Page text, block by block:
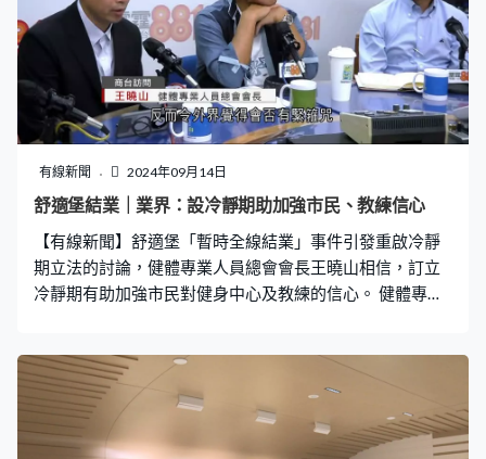
（實政圓桌）立法會議員田北辰：「你不能於付款後全部
交予商家營運，我覺得應該商家最多只可以用十分一，另
外十分九放於信託戶口。」 行政長官李家超說，政府2019
年時曾就預繳式消費冷靜期進行研究，不過當時考慮到社
會情況決定再觀望，政府如今會重新審視立法需要。李家
超：「商經局亦正重新審視當時的情況跟現在的情況是否
一樣還是有任何差異。我們當然要審視現時社會經濟狀況
如何、社會景氣及發展向甚麼方向走，我們亦要密切留意
今次調查及結業工作如何。」 業界認為限制預繳式消費可
能對營運造成困難，建議政府要多聽意見。健體專業人員
總會會長王曉山：「因為他們
有線新聞 2024年09月14日
舒適堡結業｜業界：設冷靜期助加強市民、教練信心
【有線新聞】舒適堡「暫時全線結業」事件引發重啟冷靜
期立法的討論，健體專業人員總會會長王曉山相信，訂立
冷靜期有助加強市民對健身中心及教練的信心。 健體專業
揮得未必太好或者會否有回贈。假使我們有冷靜期，反而
令我們的教練好、商戶又好，都可給予市民更大的信心，
相信大部分企業、健身中心都是有社會責任做這些推廣、
服務時，都可以很容易執行冷靜期，不是大難處。」